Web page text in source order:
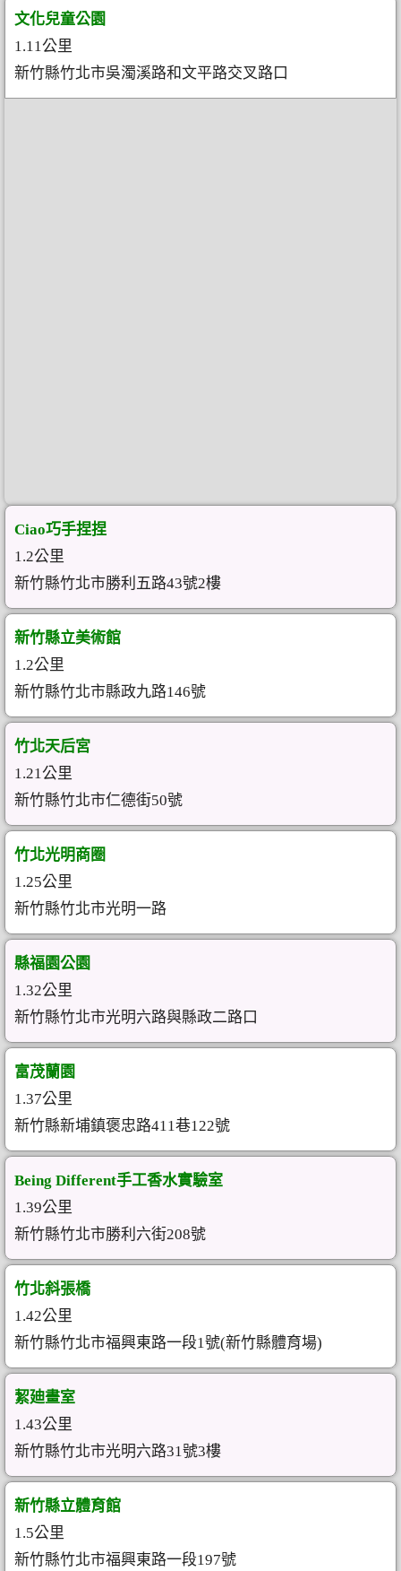
文化兒童公園
1.11公里
新竹縣竹北市吳濁溪路和文平路交叉路口
Ciao巧手捏捏
1.2公里
新竹縣竹北市勝利五路43號2樓
新竹縣立美術館
1.2公里
新竹縣竹北市縣政九路146號
竹北天后宮
1.21公里
新竹縣竹北市仁德街50號
竹北光明商圈
1.25公里
新竹縣竹北市光明一路
縣福園公園
1.32公里
新竹縣竹北市光明六路與縣政二路口
富茂蘭園
1.37公里
新竹縣新埔鎮褒忠路411巷122號
Being Different手工香水實驗室
1.39公里
新竹縣竹北市勝利六街208號
竹北斜張橋
1.42公里
新竹縣竹北市福興東路一段1號(新竹縣體育場)
絜廸畫室
1.43公里
新竹縣竹北市光明六路31號3樓
新竹縣立體育館
1.5公里
新竹縣竹北市福興東路一段197號